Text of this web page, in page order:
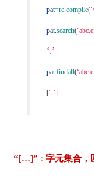
pat=re.compile(
pat.search(
‘.’
pat.findall(
[‘.’]
“[…]” : 字元集合，